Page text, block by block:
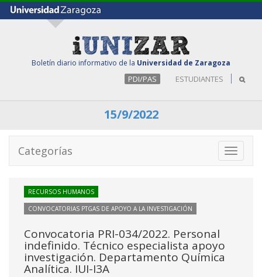
Boletín diario informativo de la Universidad de Zaragoza
PDI/PAS ESTUDIANTES
15/9/2022
Toggle
Categorías
RECURSOS HUMANOS
CONVOCATORIAS PTGAS DE APOYO A LA INVESTIGACIÓN
Convocatoria PRI-034/2022. Personal
indefinido. Técnico especialista apoyo
investigación. Departamento Química
Analítica. IUI-I3A